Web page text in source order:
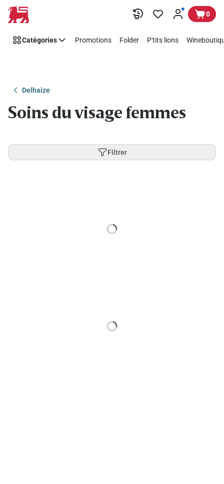
Passer 0
Catégories Promotions Folder P'tits lions
Delhaize
Soins du visage femmes
Filtrer